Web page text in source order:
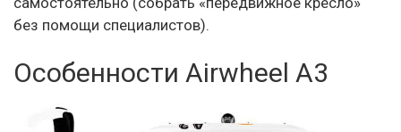
без помощи специалистов).
Особенности Airwheel A3